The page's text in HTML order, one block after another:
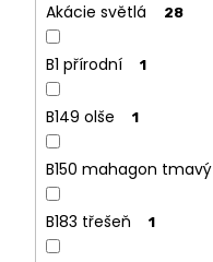
Akácie světlá 28
B1 přírodní 1
B149 olše 1
B150 mahagon tmavý
B183 třešeň 1